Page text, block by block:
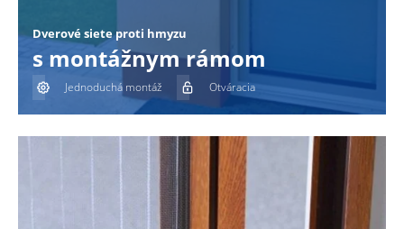
Dverové siete proti hmyzu
s montážnym rámom
Jednoduchá montáž Otváracia